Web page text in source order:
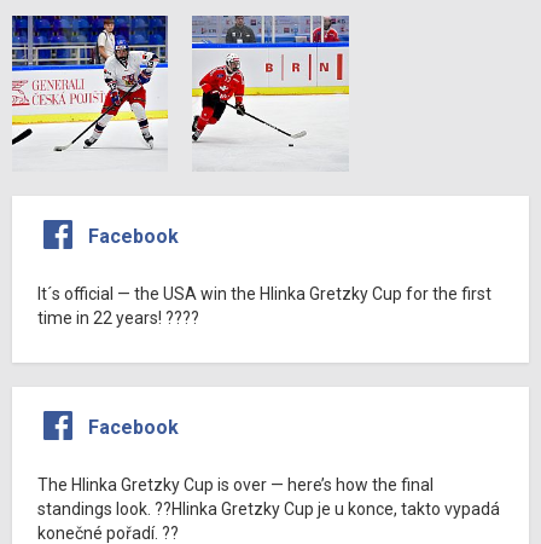
Facebook
It´s official — the USA win the Hlinka Gretzky Cup for the first
time in 22 years! ????
Facebook
The Hlinka Gretzky Cup is over — here’s how the final
standings look. ??Hlinka Gretzky Cup je u konce, takto vypadá
konečné pořadí. ??